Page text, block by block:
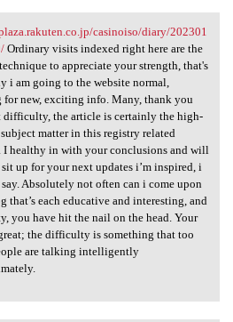
casinoiso/diary/202301
Ordinary visits indexed right here are the
to appreciate your strength, that's
i am going to the website normal,
new, exciting info. Many, thank you
the article is certainly the high-
matter in this registry related
I healthy in with your conclusions and will
up for your next updates i’m inspired, i
Absolutely not often can i come upon
that’s each educative and interesting, and
you have hit the nail on the head. Your
the difficulty is something that too
are talking intelligently